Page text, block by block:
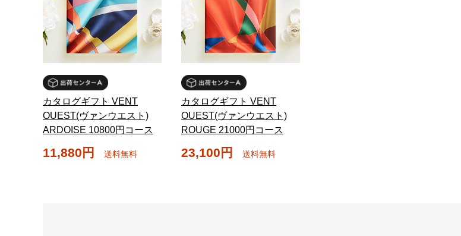
カタログギフト VENT
OUEST(ヴァンウエスト)
ARDOISE 10800円コース
11,880円 送料無料
カタログギフト VENT
OUEST(ヴァンウエスト)
ROUGE 21000円コース
23,100円 送料無料